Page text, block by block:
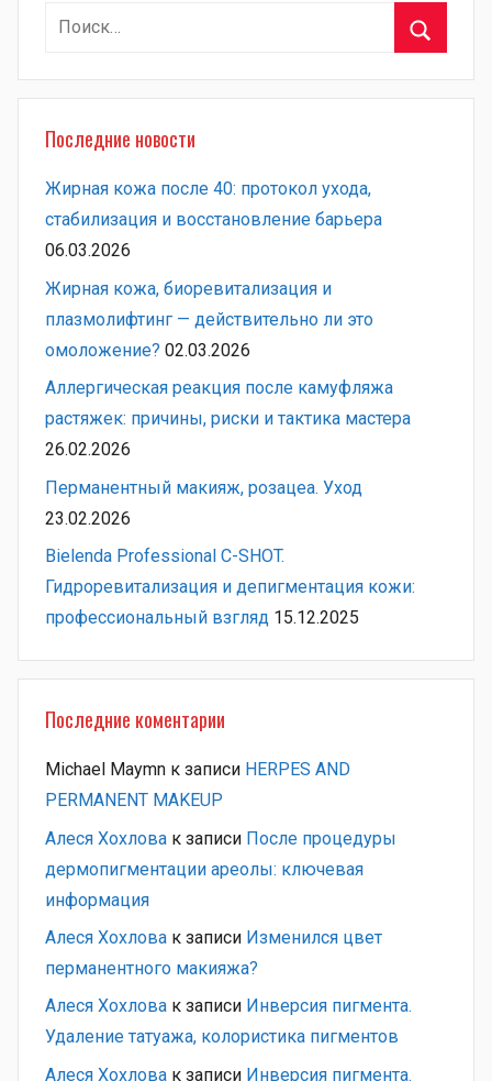
Найти:
Последние новости
Жирная кожа после 40: протокол ухода,
стабилизация и восстановление барьера
06.03.2026
Жирная кожа, биоревитализация и
плазмолифтинг — действительно ли это
омоложение? 02.03.2026
Аллергическая реакция после камуфляжа
растяжек: причины, риски и тактика мастера
26.02.2026
Перманентный макияж, розацеа. Уход
23.02.2026
Bielenda Professional C-SHOT.
Гидроревитализация и депигментация кожи:
профессиональный взгляд 15.12.2025
Последние коментарии
Michael Maymn к записи HERPES AND
PERMANENT MAKEUP
Алеся Хохлова к записи После процедуры
дермопигментации ареолы: ключевая
информация
Алеся Хохлова к записи Изменился цвет
перманентного макияжа?
Алеся Хохлова к записи Инверсия пигмента.
Удаление татуажа, колористика пигментов
Алеся Хохлова к записи Инверсия пигмента.